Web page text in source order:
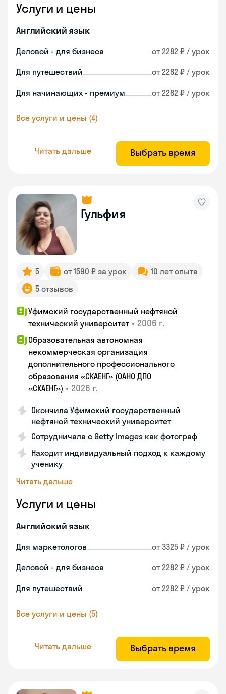
Услуги и цены
Английский язык
Деловой - для бизнеса от 2282 ₽ / урок
Для путешествий от 2282 ₽ / урок
Для начинающих - премиум от 2282 ₽ / урок
Все услуги и цены (4)
Читать дальше Выбрать время
Гульфия
5 от 1590 ₽ за урок
10 лет опыта
5 отзывов
Уфимский государственный нефтяной
технический университет • 2006 г.
Образовательная автономная
некоммерческая организация
дополнительного профессионального
образования «СКАЕНГ» (ОАНО ДПО
«СКАЕНГ») • 2026 г.
Окончила Уфимский государственный
нефтяной технический университет
Сотрудничала с Getty Images как фотограф
Находит индивидуальный подход к каждому
ученику
Читать дальше
Услуги и цены
Английский язык
Для маркетологов от 3325 ₽ / урок
Деловой - для бизнеса от 2282 ₽ / урок
Для путешествий от 2282 ₽ / урок
Все услуги и цены (5)
Читать дальше Выбрать время